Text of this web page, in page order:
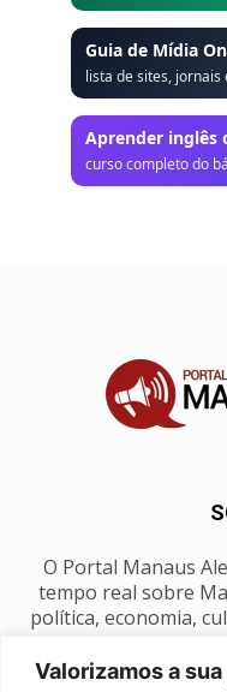
Valorizamos a
Guia de Mídia
lista de sites, jornais
Aprender inglês
curso completo do
O Portal Manaus
tempo real sobre
política, economia,